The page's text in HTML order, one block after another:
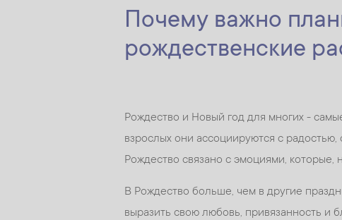
Почему важно
рождественские
Рождество и Новый год для многих -
взрослых они ассоциируются с
Рождество связано с эмоциями,
В Рождество больше, чем в другие
выразить свою любовь, привязанность и